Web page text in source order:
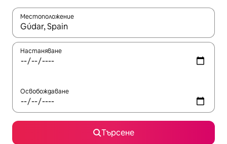
Местоположение
Когато резултатите се покажат, използвайте
Настаняване
Освобождаване
Търсене